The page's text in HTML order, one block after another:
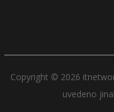
Copyright © 2026
uvedeno